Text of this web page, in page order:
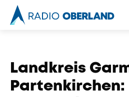
Landkreis
Partenkirchen: